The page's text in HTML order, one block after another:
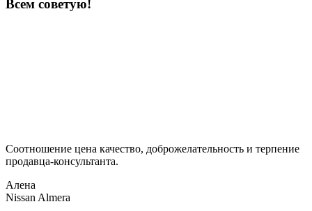
Всем советую!
Соотношение цена качество, доброжелательность и терпение
продавца-консультанта.
Алена
Nissan Almera